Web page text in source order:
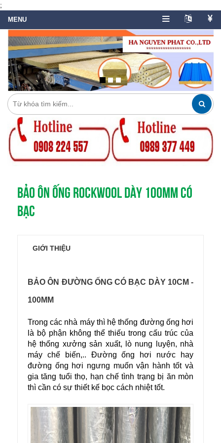
;
BẢO ÔN ỐNG ROCKWOOL DÀY 100MM CÓ
BẠC
GIỚI THIỆU
BẢO ÔN ĐƯỜNG ỐNG CÓ BẠC DÀY 10CM -
100MM
Trong các nhà máy thì hệ thống đường ống hơi
là bộ phận không thể thiếu trong cấu trúc của
hệ thống xưởng sản xuất, lò nung luyện, nhà
máy chế biến,.. Đường ống hơi nước hay
đường ống hơi ngưng muốn vận hành tốt và
gia tăng tuổi thọ, hạn chế tình trạng bị ăn mòn
thì cần có sự thiết kế bọc cách nhiệt tốt.